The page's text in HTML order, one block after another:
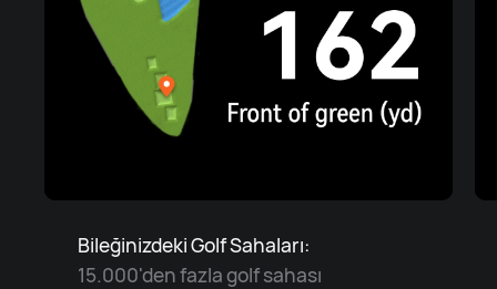
Bileğinizdeki Golf Sahaları:
15.000'den fazla golf sahası